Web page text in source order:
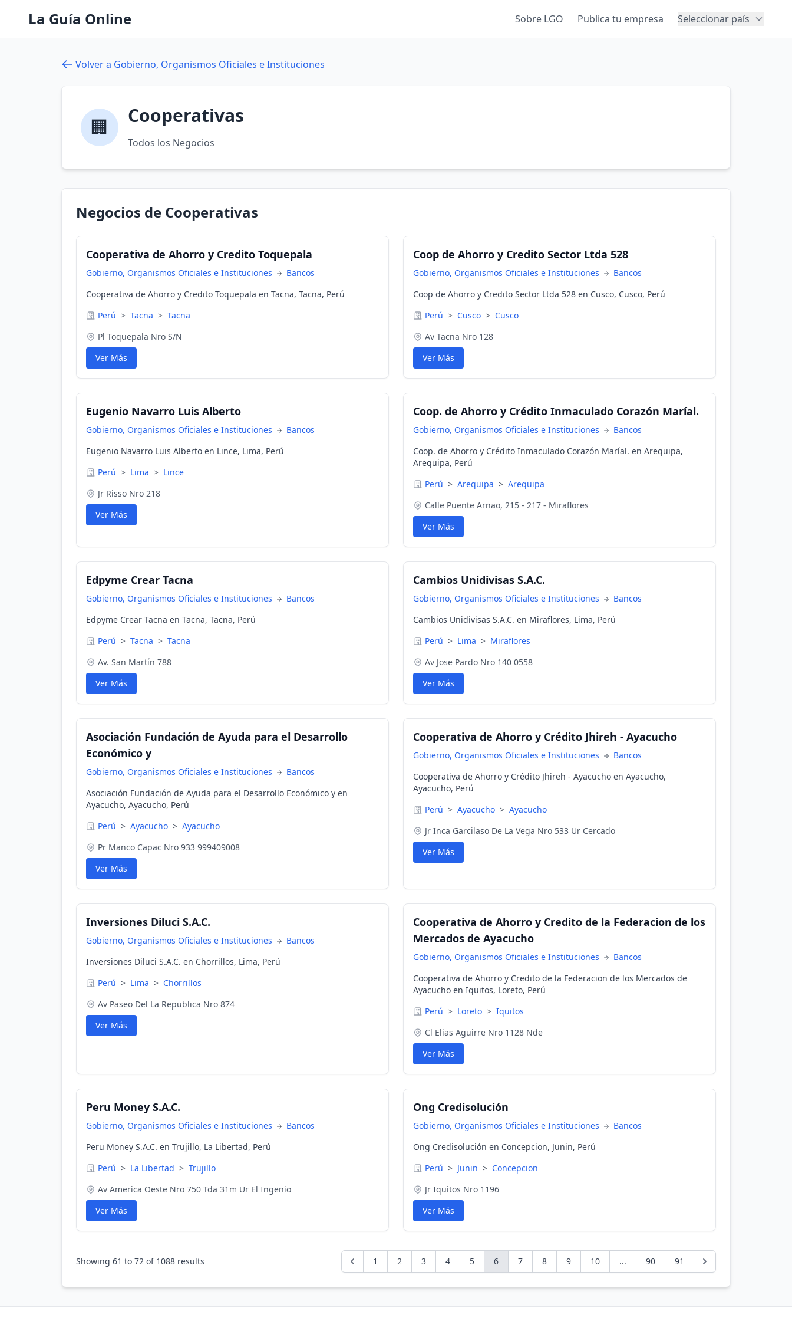
La Guía Online Sobre LGO Publica tu empresa Seleccionar país
Volver a Gobierno, Organismos Oficiales e Instituciones
🏢 Cooperativas
Todos los Negocios
Negocios de Cooperativas
Cooperativa de Ahorro y Credito Toquepala
Gobierno, Organismos Oficiales e Instituciones
Bancos
Cooperativa de Ahorro y Credito Toquepala en Tacna, Tacna, Perú
Perú > Tacna > Tacna
Pl Toquepala Nro S/N
Ver Más
Coop de Ahorro y Credito Sector Ltda 528
Gobierno, Organismos Oficiales e Instituciones
Bancos
Coop de Ahorro y Credito Sector Ltda 528 en Cusco, Cusco, Perú
Perú > Cusco > Cusco
Av Tacna Nro 128
Ver Más
Eugenio Navarro Luis Alberto
Gobierno, Organismos Oficiales e Instituciones
Bancos
Eugenio Navarro Luis Alberto en Lince, Lima, Perú
Perú > Lima > Lince
Jr Risso Nro 218
Ver Más
Coop. de Ahorro y Crédito Inmaculado Corazón Maríal.
Gobierno, Organismos Oficiales e Instituciones
Bancos
Coop. de Ahorro y Crédito Inmaculado Corazón Maríal. en Arequipa,
Arequipa, Perú
Perú > Arequipa > Arequipa
Calle Puente Arnao, 215 - 217 - Miraflores
Ver Más
Edpyme Crear Tacna
Gobierno, Organismos Oficiales e Instituciones
Bancos
Edpyme Crear Tacna en Tacna, Tacna, Perú
Perú > Tacna > Tacna
Av. San Martín 788
Ver Más
Cambios Unidivisas S.A.C.
Gobierno, Organismos Oficiales e Instituciones
Bancos
Cambios Unidivisas S.A.C. en Miraflores, Lima, Perú
Perú > Lima > Miraflores
Av Jose Pardo Nro 140 0558
Ver Más
Asociación Fundación de Ayuda para el Desarrollo
Económico y
Gobierno, Organismos Oficiales e Instituciones
Bancos
Asociación Fundación de Ayuda para el Desarrollo Económico y en
Ayacucho, Ayacucho, Perú
Perú > Ayacucho > Ayacucho
Pr Manco Capac Nro 933 999409008
Ver Más
Cooperativa de Ahorro y Crédito Jhireh - Ayacucho
Gobierno, Organismos Oficiales e Instituciones
Bancos
Cooperativa de Ahorro y Crédito Jhireh - Ayacucho en Ayacucho,
Ayacucho, Perú
Perú > Ayacucho > Ayacucho
Jr Inca Garcilaso De La Vega Nro 533 Ur Cercado
Ver Más
Inversiones Diluci S.A.C.
Gobierno, Organismos Oficiales e Instituciones
Bancos
Inversiones Diluci S.A.C. en Chorrillos, Lima, Perú
Perú > Lima > Chorrillos
Av Paseo Del La Republica Nro 874
Ver Más
Cooperativa de Ahorro y Credito de la Federacion de los
Mercados de Ayacucho
Gobierno, Organismos Oficiales e Instituciones
Bancos
Cooperativa de Ahorro y Credito de la Federacion de los Mercados de
Ayacucho en Iquitos, Loreto, Perú
Perú > Loreto > Iquitos
Cl Elias Aguirre Nro 1128 Nde
Ver Más
Peru Money S.A.C.
Gobierno, Organismos Oficiales e Instituciones
Bancos
Peru Money S.A.C. en Trujillo, La Libertad, Perú
Perú > La Libertad > Trujillo
Av America Oeste Nro 750 Tda 31m Ur El Ingenio
Ver Más
Ong Credisolución
Gobierno, Organismos Oficiales e Instituciones
Bancos
Ong Credisolución en Concepcion, Junin, Perú
Perú > Junin > Concepcion
Jr Iquitos Nro 1196
Ver Más
Showing 61 to 72 of 1088 results 1 2 3 4 5 6 7 8 9 10 ... 90 91